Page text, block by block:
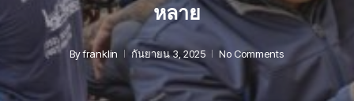
หลาย
By franklin กันยายน 3, 2025 No Comments